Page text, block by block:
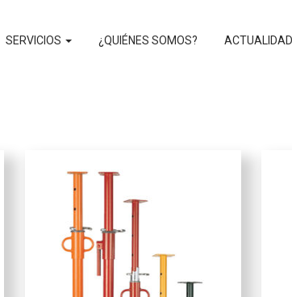
SERVICIOS ¿QUIÉNES SOMOS? ACTUALIDAD